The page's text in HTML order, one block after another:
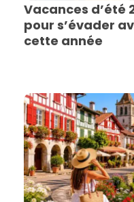
Vacances d’été
pour s’évader
cette année